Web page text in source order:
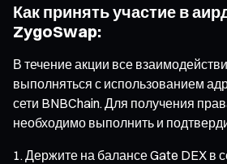
Как принять участие в
ZygoSwap:
В течение акции все
выполняться с использованием
сети BNBChain. Для получения
необходимо выполнить и
Держите на балансе Gate DEX в